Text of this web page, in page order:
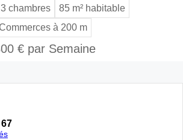
3 chambres
85 m² habitable
à 200 m
€ par Semaine